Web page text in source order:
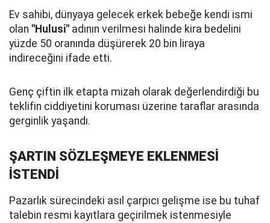
Ev sahibi, dünyaya gelecek erkek bebeğe kendi ismi
olan "Hulusi" adının verilmesi halinde kira bedelini
yüzde 50 oranında düşürerek 20 bin liraya
indireceğini ifade etti.
Genç çiftin ilk etapta mizah olarak değerlendirdiği bu
teklifin ciddiyetini koruması üzerine taraflar arasında
gerginlik yaşandı.
ŞARTIN SÖZLEŞMEYE EKLENMESİ
İSTENDİ
Pazarlık sürecindeki asıl çarpıcı gelişme ise bu tuhaf
talebin resmi kayıtlara geçirilmek istenmesiyle